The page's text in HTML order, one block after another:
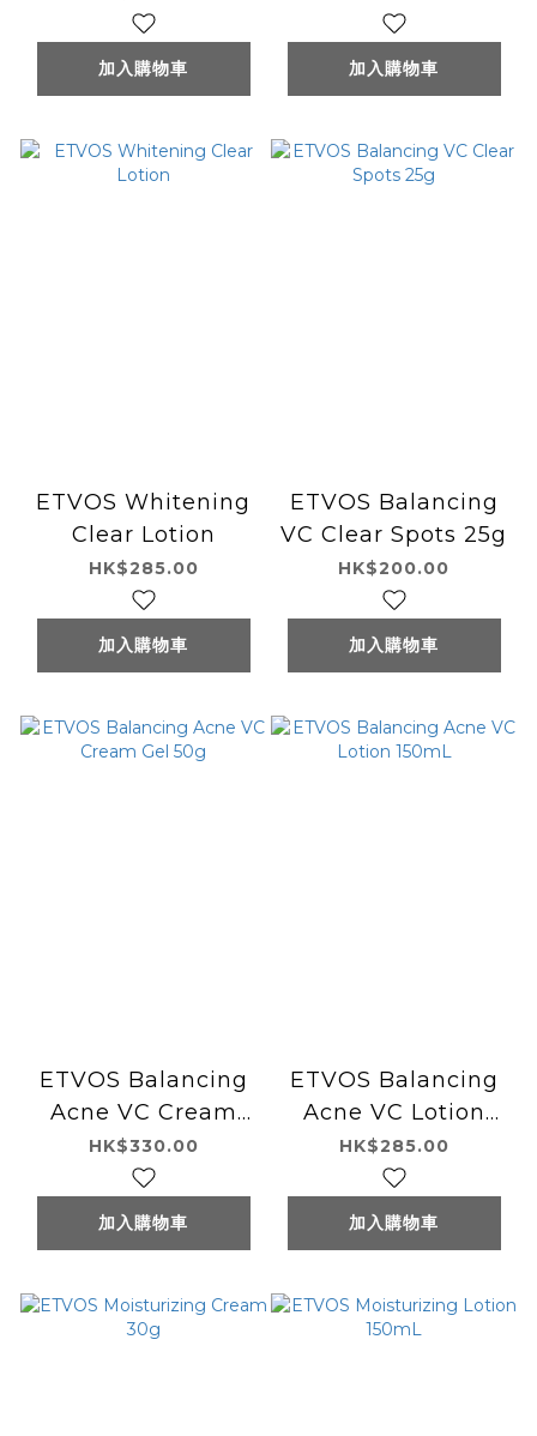
加入購物車 加入購物車
ETVOS Whitening
Clear Lotion
HK$285.00
加入購物車
ETVOS Balancing
VC Clear Spots 25g
HK$200.00
加入購物車
ETVOS Balancing
Acne VC Cream
Gel 50g
HK$330.00
加入購物車
ETVOS Balancing
Acne VC Lotion
150mL
HK$285.00
加入購物車